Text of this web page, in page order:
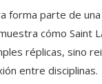
forma parte de
cómo Saint
réplicas, sino
entre disciplinas.